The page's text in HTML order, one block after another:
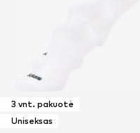
3 vnt. pakuotė
Uniseksas